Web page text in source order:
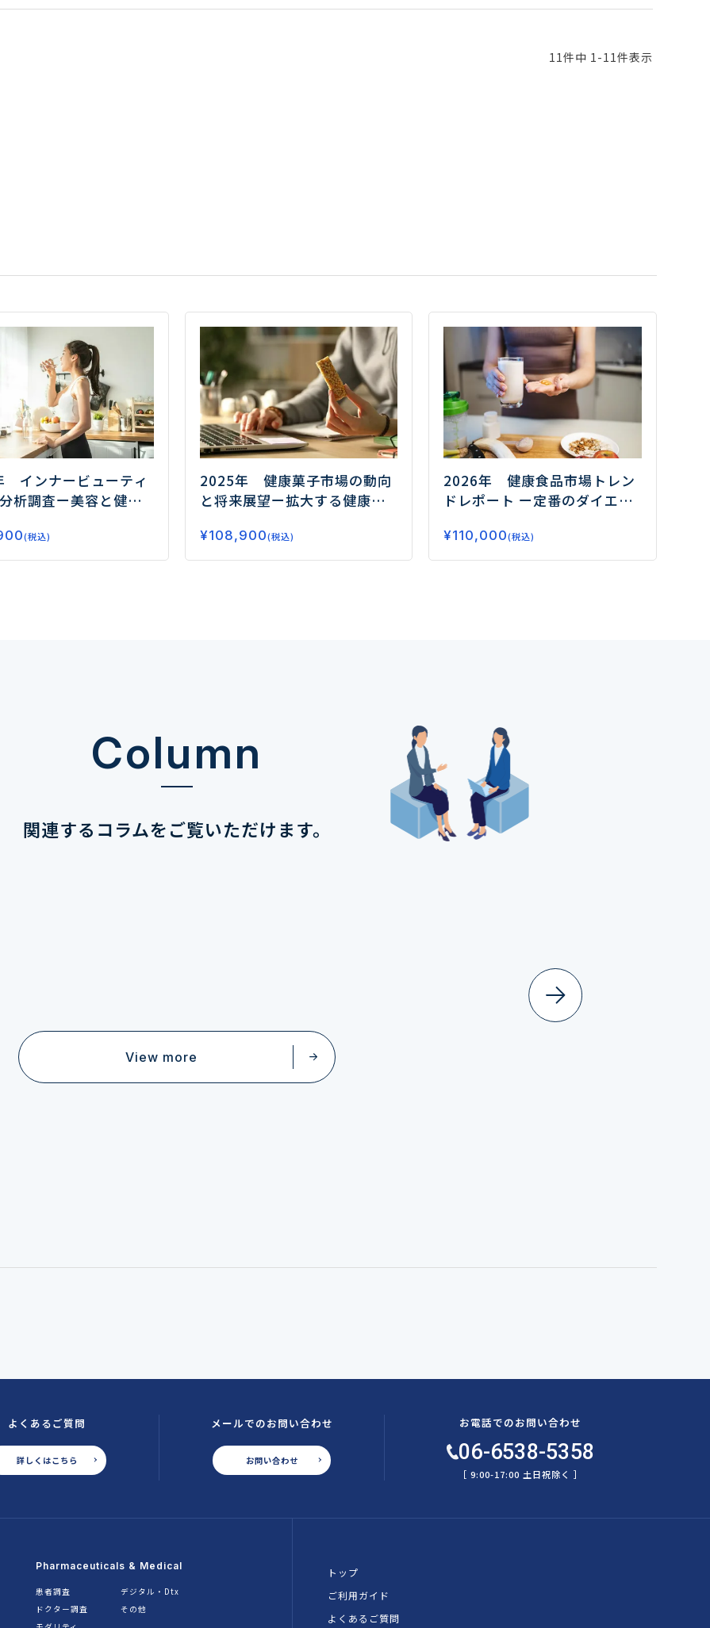
11件中 1 -11件表示
インナービューティ
析調査ー美容と健康
(税込)
2025年 健康菓子市場の動向
と将来展望ー拡大する健康需
¥108,900(税込)
2026年 健康食品市場トレン
ドレポート ー定番のダイエッ
ア、グミサプリまでデータで
読み解く市場の未来ー
¥110,000(税込)
Column
関連するコラムをご覧いただけます。
View more
よくあるご質問
詳しくはこちら
メールでのお問い合わせ
お問い合わせ
お電話でのお問い合わせ
06-6538-5358
［ 9:00-17:00 土日祝除く ］
Pharmaceuticals & Medical
患者調査
ドクター調査
デジタル・Dtx
その他
トップ
ご利用ガイド
よくあるご質問